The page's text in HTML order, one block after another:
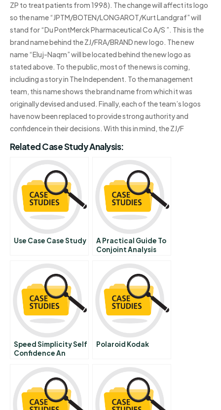
ZP to treat patients from 1998). The change will affect its logo
so the name “JPTM/BOTEN/LONGAROT/Kurt Landgraf” will
stand for “Du PontMerck Pharmaceutical Co A/S ”. This is the
brand name behind the ZJ/FRA/BRAND new logo. The new
name “Eluj-Naqm” will be located behind the new logo as
stated above. To the public, most of the news is coming,
including a story in The Independent. To the management
team, this name shows the brand name from which it was
originally devised and used. Finally, each of the team’s logos
have now been replaced to provide strong authority and
confidence in their decisions. With this in mind, the ZJ/F
Related Case Study Analysis:
Use Case Case Study
A Practical Guide To
Conjoint Analysis
Speed Simplicity Self
Confidence An
Welch
Polaroid Kodak